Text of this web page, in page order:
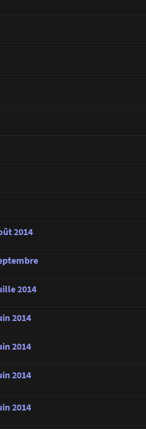
2014
2014
2014
2014
2014
2014